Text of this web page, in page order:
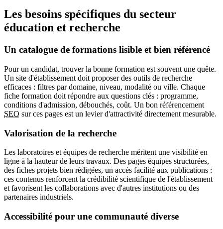
Les besoins spécifiques du secteur
éducation et recherche
Un catalogue de formations lisible et bien référencé
Pour un candidat, trouver la bonne formation est souvent une quête.
Un site d'établissement doit proposer des outils de recherche
efficaces : filtres par domaine, niveau, modalité ou ville. Chaque
fiche formation doit répondre aux questions clés : programme,
conditions d'admission, débouchés, coût. Un bon référencement
SEO sur ces pages est un levier d'attractivité directement mesurable.
Valorisation de la recherche
Les laboratoires et équipes de recherche méritent une visibilité en
ligne à la hauteur de leurs travaux. Des pages équipes structurées,
des fiches projets bien rédigées, un accès facilité aux publications :
ces contenus renforcent la crédibilité scientifique de l'établissement
et favorisent les collaborations avec d'autres institutions ou des
partenaires industriels.
Accessibilité pour une communauté diverse